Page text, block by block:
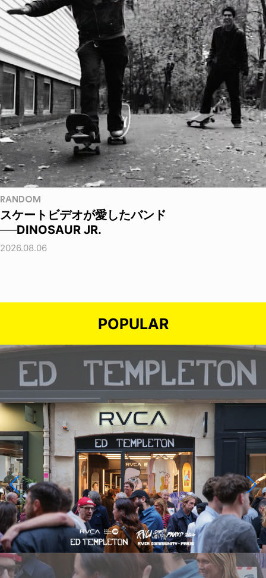
RANDOM
スケートビデオが愛したバンド
──DINOSAUR JR.
2026.08.06
POPULAR